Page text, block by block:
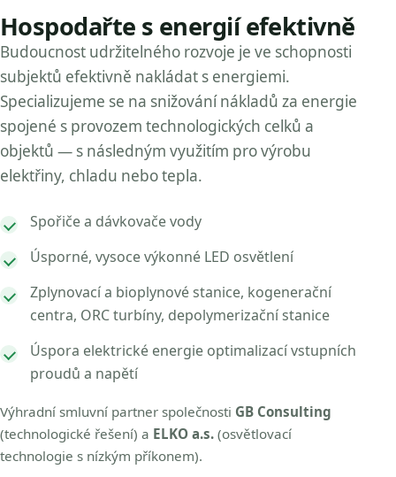
Hospodařte s energií efektivně
Budoucnost udržitelného rozvoje je ve schopnosti
subjektů efektivně nakládat s energiemi.
Specializujeme se na snižování nákladů za energie
spojené s provozem technologických celků a
objektů — s následným využitím pro výrobu
elektřiny, chladu nebo tepla.
Spořiče a dávkovače vody
Úsporné, vysoce výkonné LED osvětlení
Zplynovací a bioplynové stanice, kogenerační
centra, ORC turbíny, depolymerizační stanice
Úspora elektrické energie optimalizací vstupních
proudů a napětí
Výhradní smluvní partner společnosti GB Consulting
(technologické řešení) a ELKO a.s. (osvětlovací
technologie s nízkým příkonem).